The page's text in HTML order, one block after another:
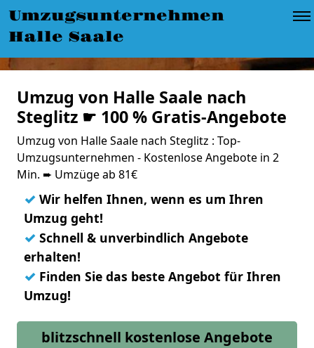
Umzugsunternehmen
Halle Saale
Umzug von Halle Saale nach
Steglitz ☛ 100 % Gratis-Angebote
Umzug von Halle Saale nach Steglitz : Top-
Umzugsunternehmen - Kostenlose Angebote in 2
Min. ➨ Umzüge ab 81€
✓ Wir helfen Ihnen, wenn es um Ihren
Umzug geht!
✓ Schnell & unverbindlich Angebote
erhalten!
✓ Finden Sie das beste Angebot für Ihren
Umzug!
blitzschnell kostenlose Angebote